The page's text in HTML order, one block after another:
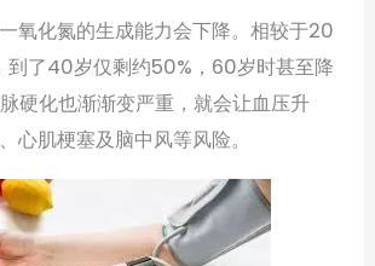
氧化氮的生成能力会下降。相较于20
到了40岁仅剩约50%，60岁时甚至降
硬化也渐渐变严重，就会让血压升
心肌梗塞及脑中风等风险。